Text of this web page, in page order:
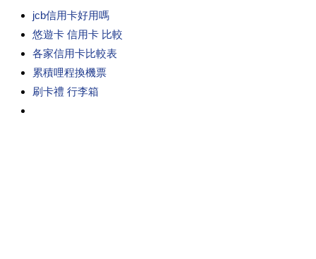
jcb信用卡好用嗎
悠遊卡 信用卡 比較
各家信用卡比較表
累積哩程換機票
刷卡禮 行李箱